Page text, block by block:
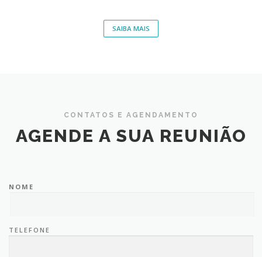
SAIBA MAIS
CONTATOS E AGENDAMENTO
AGENDE A SUA REUNIÃO
NOME
TELEFONE